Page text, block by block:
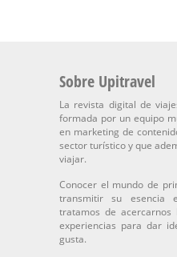
Sobre Upitravel
La revista digital de
formada por un equipo
en marketing de
sector turístico y que
viajar.
Conocer el mundo de
transmitir su esencia
tratamos de
experiencias para dar
gusta.